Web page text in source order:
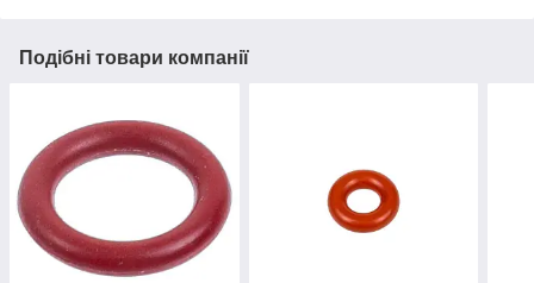
Подібні товари компанії